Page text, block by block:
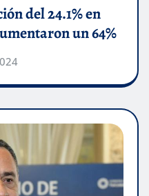
del 24.1% en
un 64%